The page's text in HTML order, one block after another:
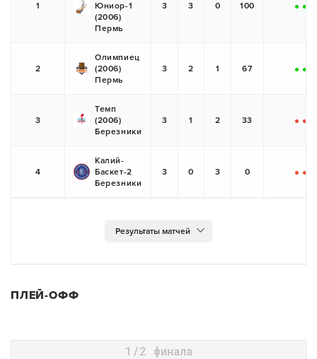
1
Юниор-1
(2006)
Пермь
3 3 0 100
+ +
2
Олимпиец
(2006)
Пермь
3 2 1 67
+ +
3
Темп
(2006)
Березники
3 1 2 33
- -
4
Калий-
Баскет-2
Березники
3 0 3 0
- -
ПЛЕЙ-ОФФ
1/2 финала